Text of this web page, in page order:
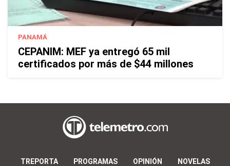
PANAMÁ
CEPANIM: MEF ya entregó 65 mil
certificados por más de $44 millones
TREPORTA PROGRAMAS OPINIÓN NOVELAS